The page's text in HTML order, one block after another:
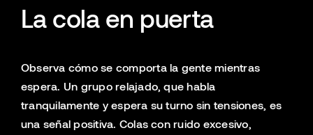
La cola en puerta
Observa cómo se comporta la gente mientras
espera. Un grupo relajado, que habla
tranquilamente y espera su turno sin tensiones, es
una señal positiva. Colas con ruido excesivo,